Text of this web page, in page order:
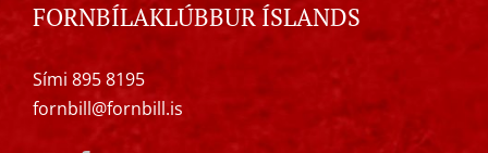
FORNBÍLAKLÚBBUR ÍSLANDS
Sími 895 8195
fornbill@fornbill.is